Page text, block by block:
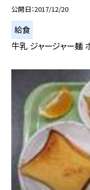
公開日 2017/12/20
給食
牛乳 ジャージャー麺